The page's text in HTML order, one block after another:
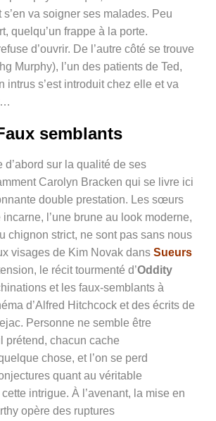
va soigner ses malades. Peu
quelqu’un frappe à la porte.
d’ouvrir. De l’autre côté se trouve
Murphy), l’un des patients de Ted,
intrus s’est introduit chez elle et va
semblants
d’abord sur la qualité de ses
Carolyn Bracken qui se livre ici
double prestation. Les sœurs
incarne, l’une brune au look moderne,
chignon strict, ne sont pas sans nous
visages de Kim Novak dans Sueurs
le récit tourmenté d’Oddity
et les faux-semblants à
d’Alfred Hitchcock et des écrits de
Personne ne semble être
prétend, chacun cache
chose, et l’on se perd
quant au véritable
intrigue. À l’avenant, la mise en
opère des ruptures